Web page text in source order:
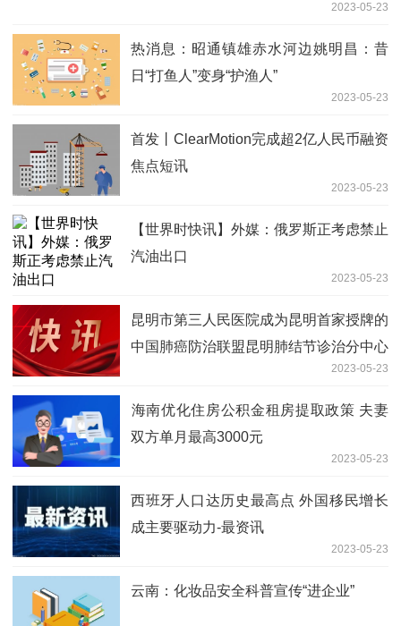
2023-05-23
热消息：昭通镇雄赤水河边姚明昌：昔
日“打鱼人”变身“护渔人”
2023-05-23
首发丨ClearMotion完成超2亿人民币融资
焦点短讯
2023-05-23
【世界时快讯】外媒：俄罗斯正考虑禁止
汽油出口
2023-05-23
昆明市第三人民医院成为昆明首家授牌的
中国肺癌防治联盟昆明肺结节诊治分中心
2023-05-23
​海南优化住房公积金租房提取政策 夫妻
双方单月最高3000元
2023-05-23
西班牙人口达历史最高点 外国移民增长
成主要驱动力-最资讯
2023-05-23
云南：化妆品安全科普宣传“进企业”